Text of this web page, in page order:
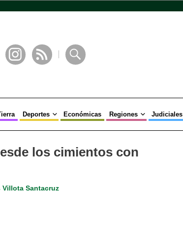
Deportes Económicas Regiones Judiciales
los cimientos con
Villota Santacruz